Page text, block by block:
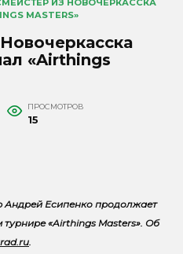
MASTERS»
«Airthings
ПРОСМОТРОВ
15
Андрей Есипенко продолжает
«Airthings Masters». Об
.